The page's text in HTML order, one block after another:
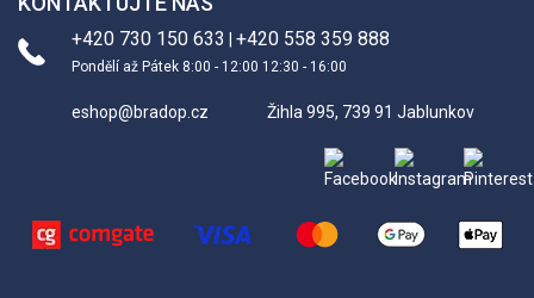
+420 730 150 633 | +420 558 359 888
Pondělí až Pátek 8:00 - 12:00 12:30 - 16:00
eshop@bradop.cz Žihla 995, 739 91 Jablunkov